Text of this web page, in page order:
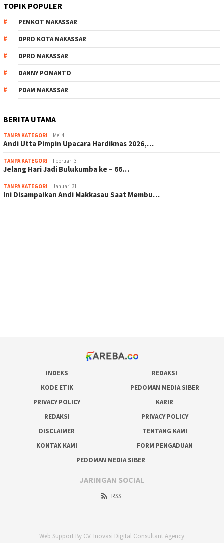
TOPIK POPULER
PEMKOT MAKASSAR
DPRD KOTA MAKASSAR
DPRD MAKASSAR
DANNY POMANTO
PDAM MAKASSAR
BERITA UTAMA
TANPA KATEGORI Mei 4
Andi Utta Pimpin Upacara Hardiknas 2026,…
TANPA KATEGORI Februari 3
Jelang Hari Jadi Bulukumba ke – 66…
TANPA KATEGORI Januari 31
Ini Disampaikan Andi Makkasau Saat Membu…
INDEKS
REDAKSI
KODE ETIK
PEDOMAN MEDIA SIBER
PRIVACY POLICY
KARIR
REDAKSI
PRIVACY POLICY
DISCLAIMER
TENTANG KAMI
KONTAK KAMI
FORM PENGADUAN
PEDOMAN MEDIA SIBER
JARINGAN SOCIAL
RSS
Web Support By CV. Inovasi Digital Consultant Agency